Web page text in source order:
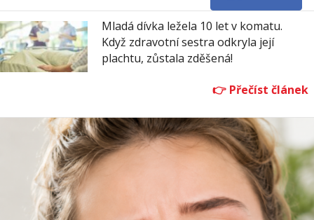
Mladá dívka ležela 10 let v komatu.
Když zdravotní sestra odkryla její
plachtu, zůstala zděšená!